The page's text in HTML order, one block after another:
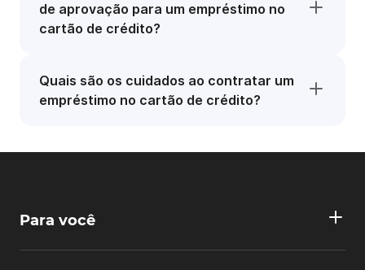
de aprovação para um empréstimo no
cartão de crédito?
Quais são os cuidados ao contratar um
empréstimo no cartão de crédito?
Para você